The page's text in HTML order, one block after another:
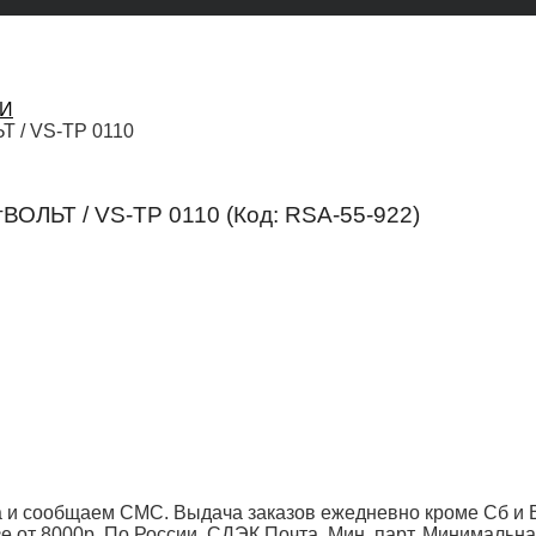
/ VS-TP 0110
/ VS-TP 0110 (Код: RSA-55-922)
сообщаем СМС. Выдача заказов ежедневно кроме Сб и